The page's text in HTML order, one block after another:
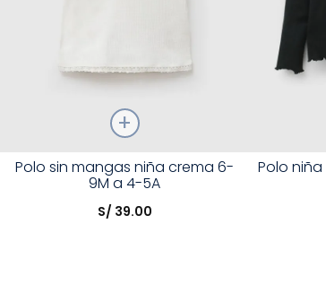
Talla
Elige una opción
Polo sin mangas niña crema 6-
9M a 4-5A
S/ 39.00
Talla
Polo niña